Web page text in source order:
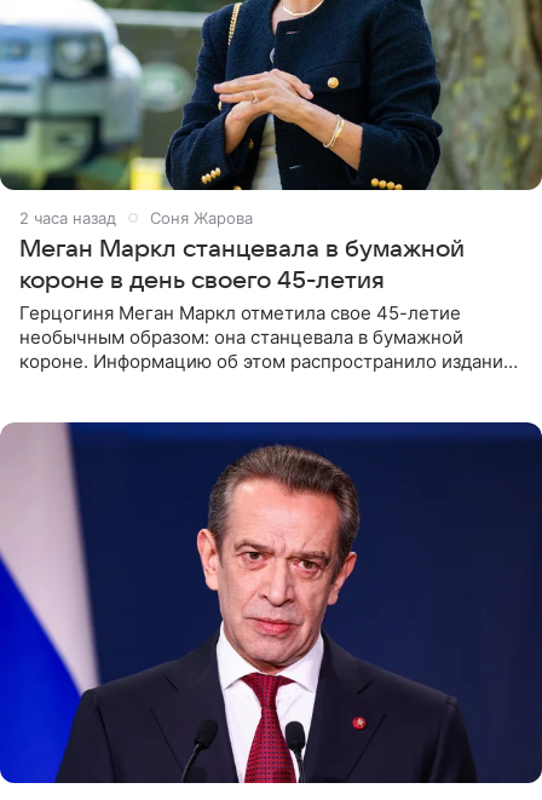
2 часа назад Соня Жарова
Меган Маркл станцевала в бумажной
короне в день своего 45-летия
Герцогиня Меган Маркл отметила свое 45-летие
необычным образом: она станцевала в бумажной
короне. Информацию об этом распространило издание